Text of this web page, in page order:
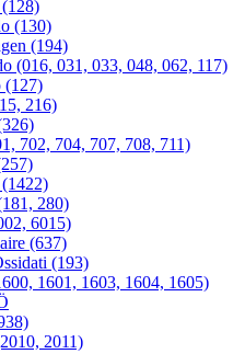
(130)
(194)
(016, 031, 033, 048, 062, 117)
(127)
216)
702, 704, 707, 708, 711)
280)
6015)
(637)
(193)
1601, 1603, 1604, 1605)
2011)